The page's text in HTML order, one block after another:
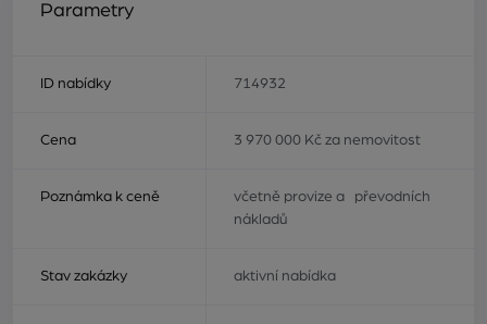
Parametry
ID nabídky 714932
Cena 3 970 000 Kč za nemovitost
Poznámka k ceně
včetně provize a převodních
nákladů
Stav zakázky aktivní nabídka